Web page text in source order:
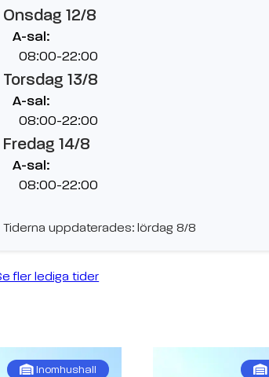
Onsdag 12/8
A-sal:
08:00-22:00
Torsdag 13/8
A-sal:
08:00-22:00
Fredag 14/8
A-sal:
08:00-22:00
Tiderna uppdaterades: lördag 8/8
fler lediga tider
Inomhushall